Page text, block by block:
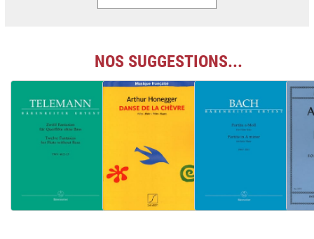
NOS SUGGESTIONS...